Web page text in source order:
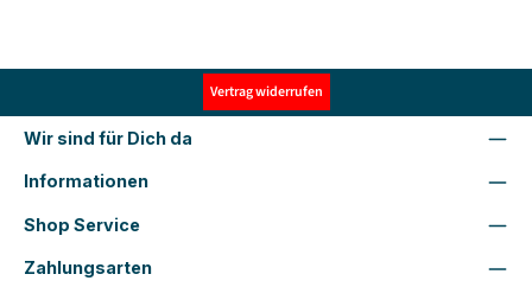
Vertrag widerrufen
Wir sind für Dich da
Informationen
Shop Service
Zahlungsarten